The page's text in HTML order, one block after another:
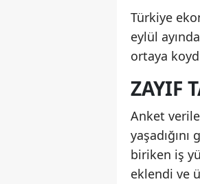
Türkiye
eylül
ortaya
ZAYIF
Anket
biriken iş
eklendi ve